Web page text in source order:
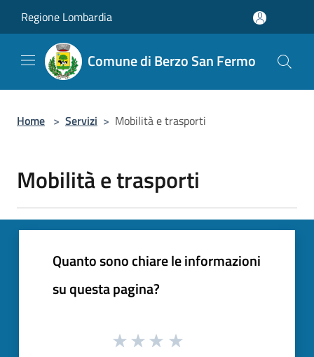
Regione Lombardia
Comune di Berzo San Fermo
Home > Servizi > Mobilità e trasporti
Mobilità e trasporti
Quanto sono chiare le informazioni
su questa pagina?